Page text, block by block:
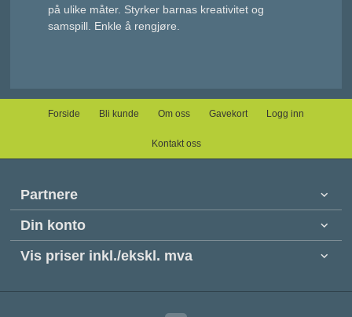
på ulike måter. Styrker barnas kreativitetog
samspill. Enkle å rengjøre.
Forside Bli kunde Om oss Gavekort Logg inn
Kontakt oss
Partnere
Din konto
Vis priser inkl./ekskl. mva